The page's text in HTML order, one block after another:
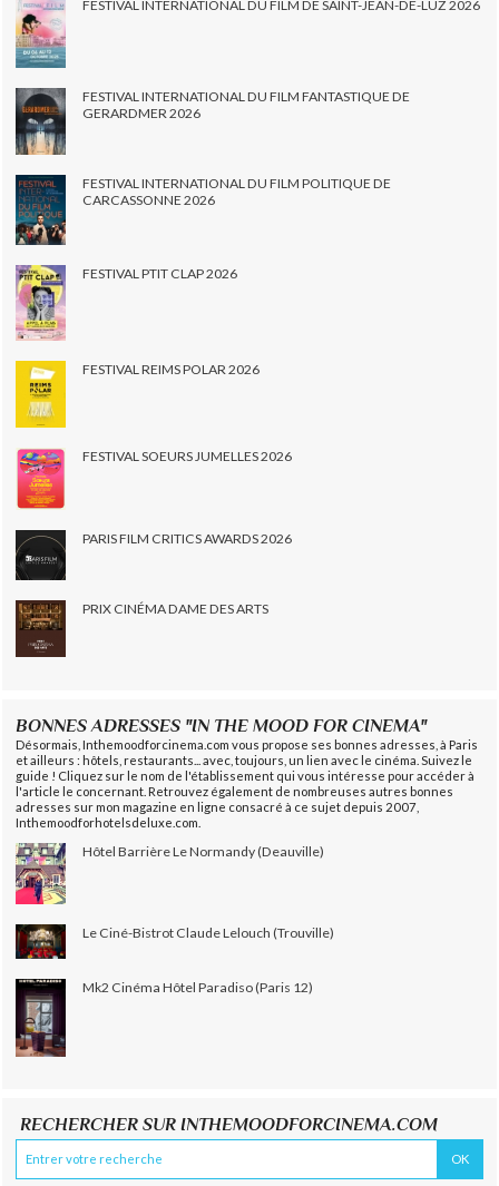
FESTIVAL INTERNATIONAL DU FILM DE SAINT-JEAN-DE-LUZ 2026
FESTIVAL INTERNATIONAL DU FILM FANTASTIQUE DE
GERARDMER 2026
FESTIVAL INTERNATIONAL DU FILM POLITIQUE DE
CARCASSONNE 2026
FESTIVAL PTIT CLAP 2026
FESTIVAL REIMS POLAR 2026
FESTIVAL SOEURS JUMELLES 2026
PARIS FILM CRITICS AWARDS 2026
PRIX CINÉMA DAME DES ARTS
BONNES ADRESSES "IN THE MOOD FOR CINEMA"
Désormais, Inthemoodforcinema.com vous propose ses bonnes adresses, à Paris
et ailleurs : hôtels, restaurants... avec, toujours, un lien avec le cinéma. Suivez le
guide ! Cliquez sur le nom de l'établissement qui vous intéresse pour accéder à
l'article le concernant. Retrouvez également de nombreuses autres bonnes
adresses sur mon magazine en ligne consacré à ce sujet depuis 2007,
Inthemoodforhotelsdeluxe.com.
Hôtel Barrière Le Normandy (Deauville)
Le Ciné-Bistrot Claude Lelouch (Trouville)
Mk2 Cinéma Hôtel Paradiso (Paris 12)
RECHERCHER SUR INTHEMOODFORCINEMA.COM